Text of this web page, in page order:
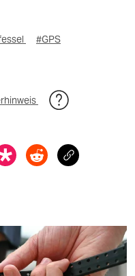
#GPS